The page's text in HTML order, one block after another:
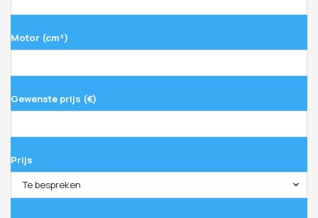
Motor (cm³)
Gewenste prijs (€)
Prijs
Te bespreken